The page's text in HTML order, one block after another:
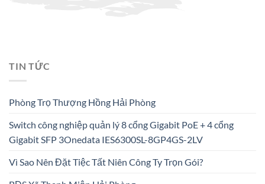
TIN TỨC
Phòng Trọ Thượng Hồng Hải Phòng
Switch công nghiệp quản lý 8 cổng Gigabit PoE + 4 cổng
Gigabit SFP 3Onedata IES6300SL-8GP4GS-2LV
Vì Sao Nên Đặt Tiệc Tất Niên Công Ty Trọn Gói?